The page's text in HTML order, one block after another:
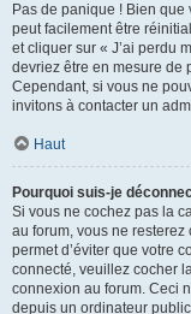
Pas de panique ! Bien que
peut facilement être
et cliquer sur « J’ai perdu
devriez être en mesure de
Cependant, si vous ne
invitons à contacter un
Haut
Pourquoi suis-je
Si vous ne cochez pas la
au forum, vous ne
permet d’éviter que votre
connecté, veuillez cocher
connexion au forum. Ceci
depuis un ordinateur